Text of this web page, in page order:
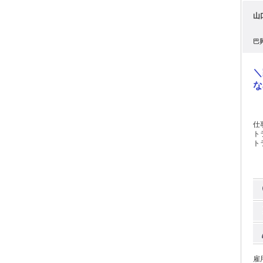
山
巴
仕事内容:
ト
ト
用
ー
に 選
休日
じ
働き
雇